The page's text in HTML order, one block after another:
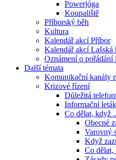
Powerjóga
Koupaliště
Příborský běh
Kultura
Kalendář akcí Příbor
Kalendář akcí Lašská
Oznámení o
Další témata
Komunikační kanály
Krizové řízení
Důležitá
Informační
Co dělat, když
Obecné
Varovný
Když
Co dělat,